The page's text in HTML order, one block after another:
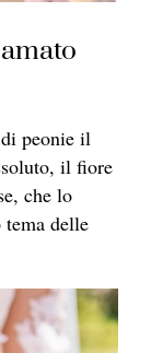
peonie il
il fiore
che lo
delle